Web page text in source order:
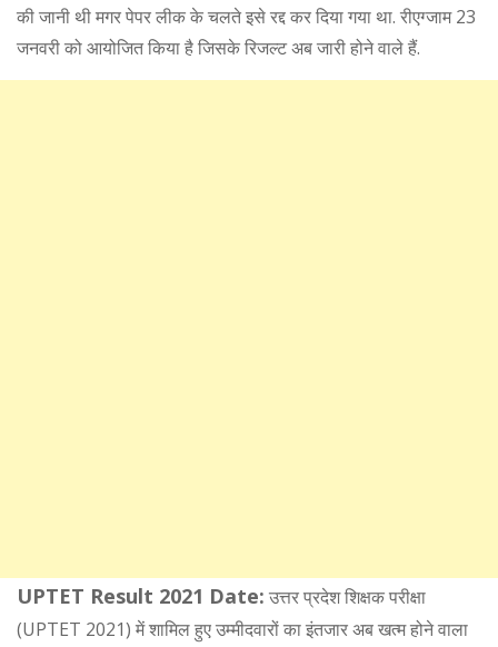
की जानी थी मगर पेपर लीक के चलते इसे रद्द कर दिया गया था. रीएग्‍जाम 23
जनवरी को आयोजित किया है जिसके रिजल्‍ट अब जारी होने वाले हैं.
UPTET Result 2021 Date: उत्तर प्रदेश शिक्षक परीक्षा
(UPTET 2021) में शामिल हुए उम्‍मीदवारों का इंतजार अब खत्‍म होने वाला